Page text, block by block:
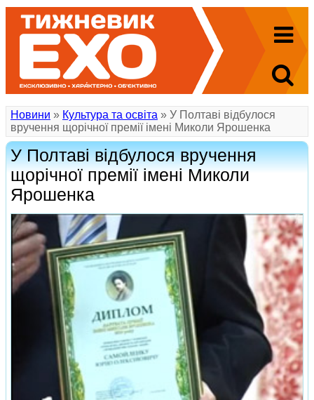
Новини » Культура та освіта » У Полтаві відбулося
вручення щорічної премії імені Миколи Ярошенка
У Полтаві відбулося вручення
щорічної премії імені Миколи
Ярошенка